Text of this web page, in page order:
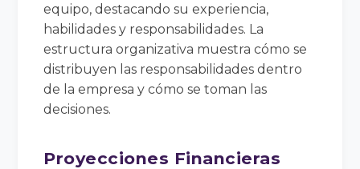
equipo, destacando su experiencia,
habilidades y responsabilidades. La
estructura organizativa muestra cómo se
distribuyen las responsabilidades dentro
de la empresa y cómo se toman las
decisiones.
Proyecciones Financieras